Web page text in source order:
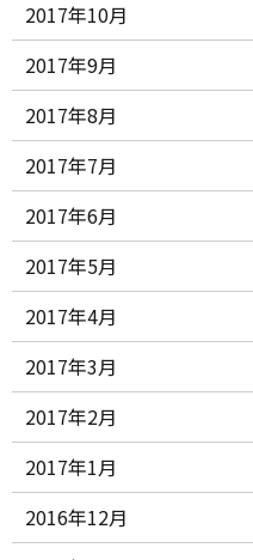
2017年10月
2017年9月
2017年8月
2017年7月
2017年6月
2017年5月
2017年4月
2017年3月
2017年2月
2017年1月
2016年12月